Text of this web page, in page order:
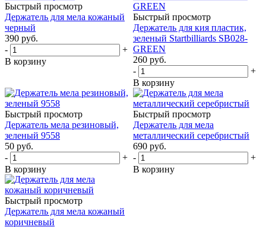
Быстрый просмотр
Держатель для мела кожаный
черный
390 руб.
-
+
В корзину
Быстрый просмотр
Держатель для кия пластик,
зеленый Startbilliards SB028-
GREEN
260 руб.
-
+
В корзину
Быстрый просмотр
Держатель мела резиновый,
зеленый 9558
50 руб.
-
+
В корзину
Быстрый просмотр
Держатель для мела
металлический серебристый
690 руб.
-
+
В корзину
Быстрый просмотр
Держатель для мела кожаный
коричневый